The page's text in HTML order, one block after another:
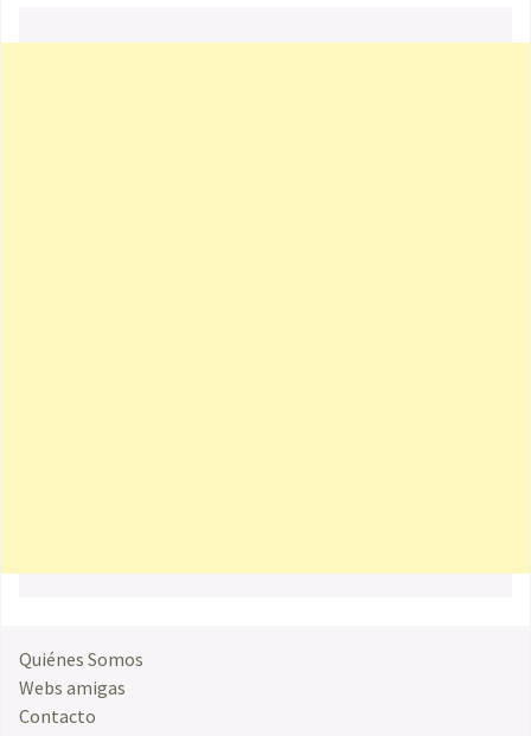
Quiénes Somos
Webs amigas
Contacto